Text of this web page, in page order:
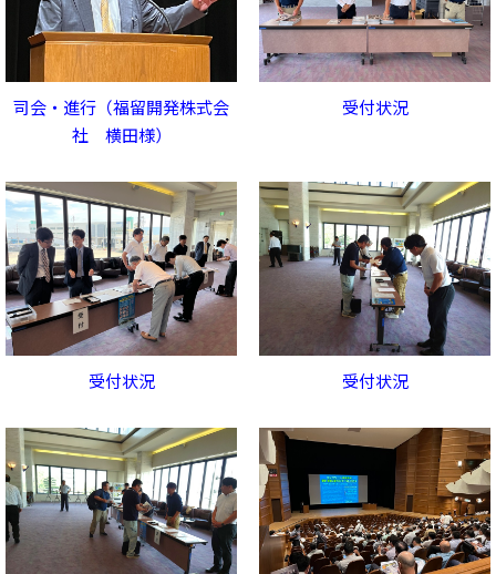
司会・進行（福留開発株式会
社 横田様）
受付状況
受付状況 受付状況